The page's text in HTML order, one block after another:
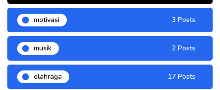
motivasi 3 Posts
musik 2 Posts
olahraga 17 Posts